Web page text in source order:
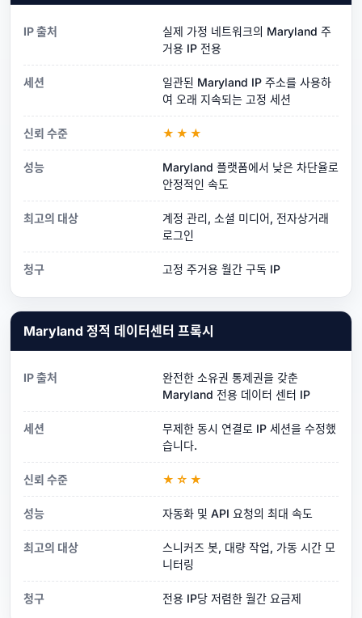
IP 출처
실제 가정 네트워크의 Maryland 주
거용 IP 전용
세션
일관된 Maryland IP 주소를 사용하
여 오래 지속되는 고정 세션
신뢰 수준 ★★★
성능
Maryland 플랫폼에서 낮은 차단율로
안정적인 속도
최고의 대상
계정 관리, 소셜 미디어, 전자상거래
로그인
청구 고정 주거용 월간 구독 IP
Maryland 정적 데이터센터 프록시
IP 출처
완전한 소유권 통제권을 갖춘
Maryland 전용 데이터 센터 IP
세션
무제한 동시 연결로 IP 세션을 수정했
습니다.
신뢰 수준 ★☆★
성능 자동화 및 API 요청의 최대 속도
최고의 대상
스니커즈 봇, 대량 작업, 가동 시간 모
니터링
청구 전용 IP당 저렴한 월간 요금제